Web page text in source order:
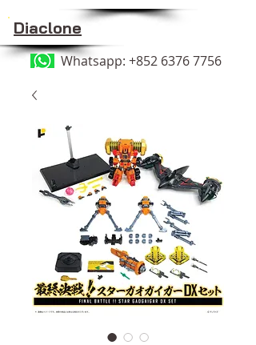
Diaclone
Whatsapp: +852 6376 7756